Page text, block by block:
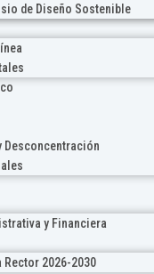
de Diseño Sostenible
Desconcentración
y Financiera
2026-2030